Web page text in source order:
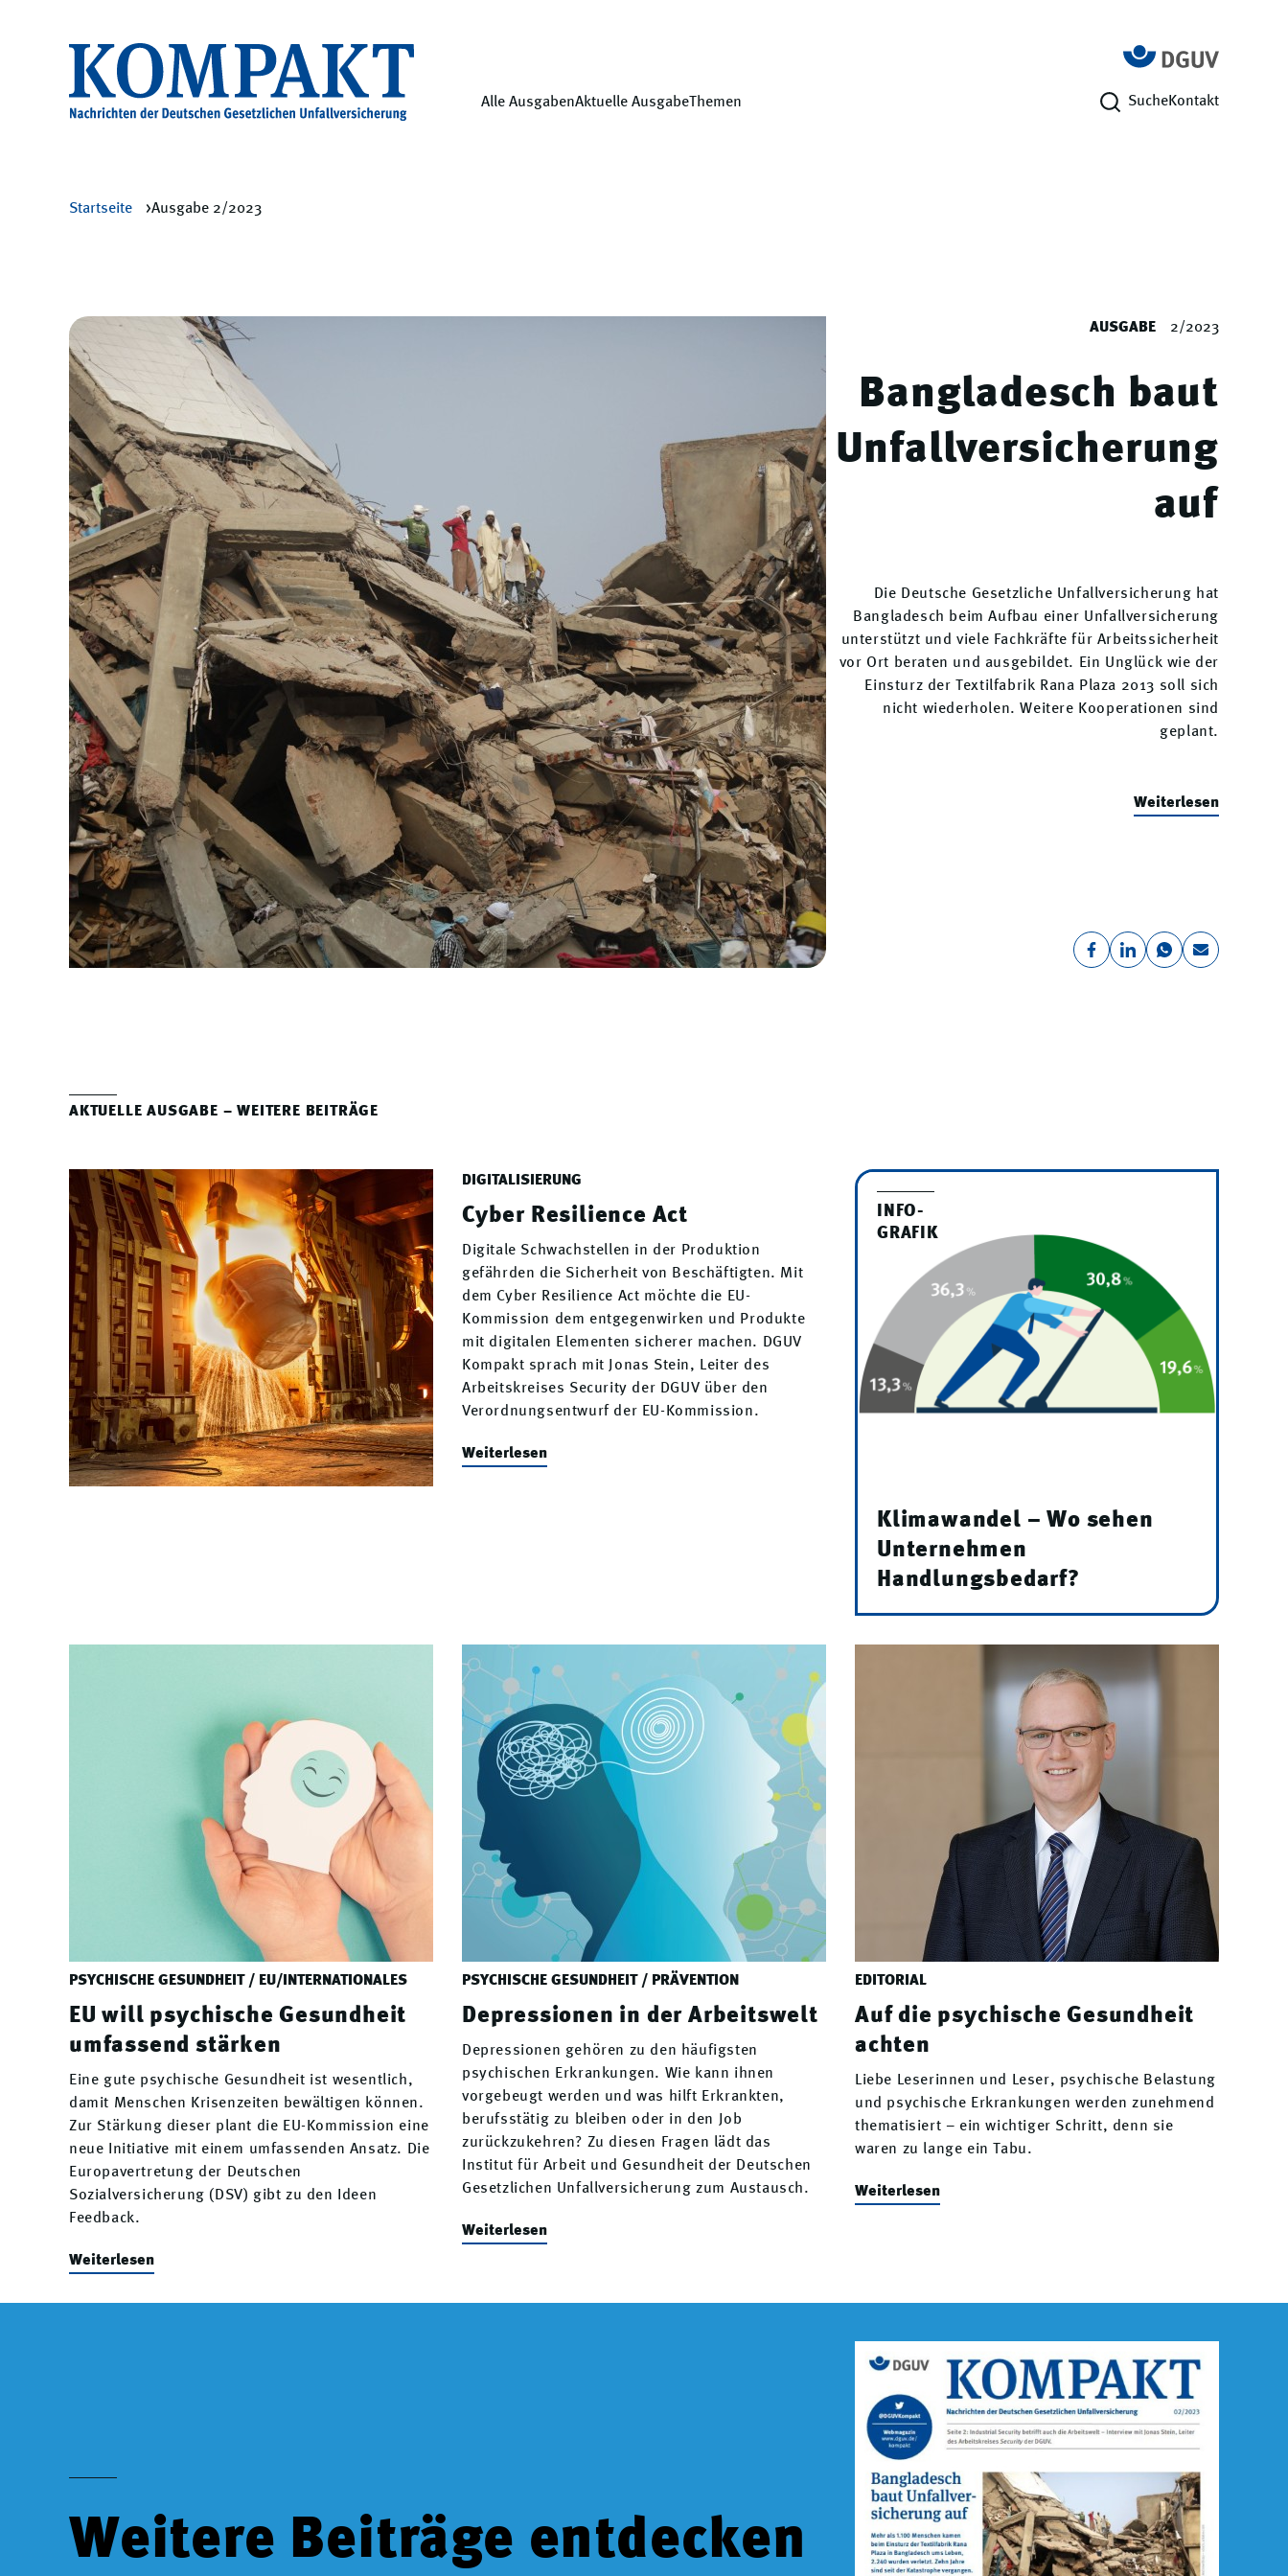
Alle AusgabenAktuelle AusgabeThemen SucheKontakt
Startseite Ausgabe 2/2023
AUSGABE 2/2023
Bangladesch baut
Unfallversicherung
auf
Die Deutsche Gesetzliche Unfallversicherung hat
Bangladesch beim Aufbau einer Unfallversicherung
unterstützt und viele Fachkräfte für Arbeitssicherheit
vor Ort beraten und ausgebildet. Ein Unglück wie der
Einsturz der Textilfabrik Rana Plaza 2013 soll sich
nicht wiederholen. Weitere Kooperationen sind
geplant.
Weiterlesen
AKTUELLE AUSGABE – WEITERE BEITRÄGE
DIGITALISIERUNG
Cyber Resilience Act
Digitale Schwachstellen in der Produktion
gefährden die Sicherheit von Beschäftigten. Mit
dem Cyber Resilience Act möchte die EU-
Kommission dem entgegenwirken und Produkte
mit digitalen Elementen sicherer machen. DGUV
Kompakt sprach mit Jonas Stein, Leiter des
Arbeitskreises Security der DGUV über den
Verordnungsentwurf der EU-Kommission.
Weiterlesen
INFO-
GRAFIK
Klimawandel – Wo sehen
Unternehmen
Handlungsbedarf?
PSYCHISCHE GESUNDHEIT / EU/INTERNATIONALES
EU will psychische Gesundheit
umfassend stärken
Eine gute psychische Gesundheit ist wesentlich,
damit Menschen Krisenzeiten bewältigen können.
Zur Stärkung dieser plant die EU-Kommission eine
neue Initiative mit einem umfassenden Ansatz. Die
Europavertretung der Deutschen
Sozialversicherung (DSV) gibt zu den Ideen
Feedback.
Weiterlesen
PSYCHISCHE GESUNDHEIT / PRÄVENTION
Depressionen in der Arbeitswelt
Depressionen gehören zu den häufigsten
psychischen Erkrankungen. Wie kann ihnen
vorgebeugt werden und was hilft Erkrankten,
berufsstätig zu bleiben oder in den Job
zurückzukehren? Zu diesen Fragen lädt das
Institut für Arbeit und Gesundheit der Deutschen
Gesetzlichen Unfallversicherung zum Austausch.
Weiterlesen
EDITORIAL
Auf die psychische Gesundheit
achten
Liebe Leserinnen und Leser, psychische Belastung
und psychische Erkrankungen werden zunehmend
thematisiert – ein wichtiger Schritt, denn sie
waren zu lange ein Tabu.
Weiterlesen
Weitere Beiträge entdecken